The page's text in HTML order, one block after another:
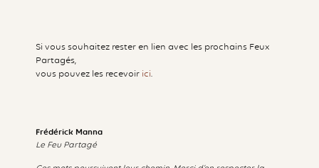
Si vous souhaitez rester en lien avec les prochains Feux
Partagés,
vous pouvez les recevoir ici
Frédérick Manna
Le Feu Partagé